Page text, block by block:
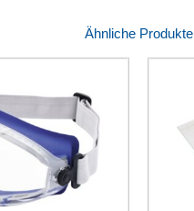
Ähnliche Produkte